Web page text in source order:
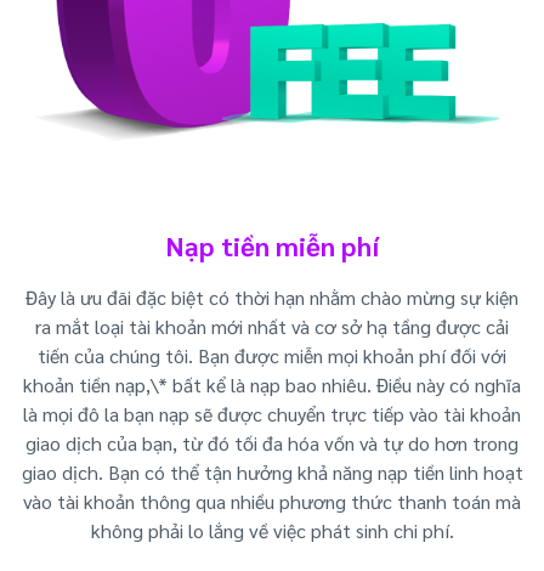
Nạp tiền miễn phí
Đây là ưu đãi đặc biệt có thời hạn nhằm chào mừng sự kiện
ra mắt loại tài khoản mới nhất và cơ sở hạ tầng được cải
tiến của chúng tôi. Bạn được miễn mọi khoản phí đối với
khoản tiền nạp,\* bất kể là nạp bao nhiêu. Điều này có nghĩa
là mọi đô la bạn nạp sẽ được chuyển trực tiếp vào tài khoản
giao dịch của bạn, từ đó tối đa hóa vốn và tự do hơn trong
giao dịch. Bạn có thể tận hưởng khả năng nạp tiền linh hoạt
vào tài khoản thông qua nhiều phương thức thanh toán mà
không phải lo lắng về việc phát sinh chi phí.